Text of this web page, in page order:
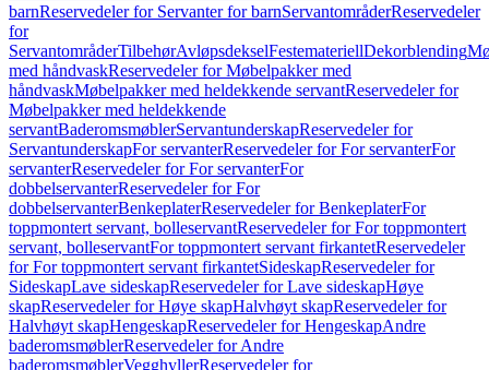
barnReservedeler for Servanter for barnServantområderReservedeler
for
ServantområderTilbehørAvløpsdekselFestemateriellDekorblending
med håndvaskReservedeler for Møbelpakker med
håndvaskMøbelpakker med heldekkende servantReservedeler for
Møbelpakker med heldekkende
servantBaderomsmøblerServantunderskapReservedeler for
ServantunderskapFor servanterReservedeler for For servanterFor
servanterReservedeler for For servanterFor
dobbelservanterReservedeler for For
dobbelservanterBenkeplaterReservedeler for BenkeplaterFor
toppmontert servant, bolleservantReservedeler for For toppmontert
servant, bolleservantFor toppmontert servant firkantetReservedeler
for For toppmontert servant firkantetSideskapReservedeler for
SideskapLave sideskapReservedeler for Lave sideskapHøye
skapReservedeler for Høye skapHalvhøyt skapReservedeler for
Halvhøyt skapHengeskapReservedeler for HengeskapAndre
baderomsmøblerReservedeler for Andre
baderomsmøblerVegghyllerReservedeler for